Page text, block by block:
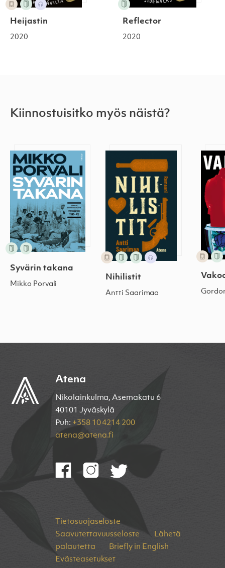
Heijastin
2020
Reflector
2020
Kiinnostuisitko myös näistä?
Syvärin takana
Syvärin takana
Mikko Porvali
Nihilistit
Antti Saarimaa
Atena
Nikolainkulma, Asemakatu 6
40101 Jyväskylä
Puh: +358 10 4214 200
atena@atena.fi
Tietosuojaseloste
Saavutettavuusseloste
Lähetä
palautetta
Briefly in English
Evästeasetukset